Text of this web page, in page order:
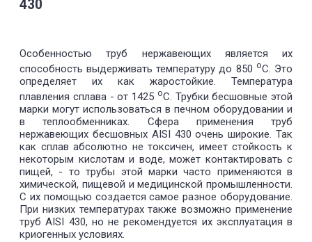
430
Особенностью труб нержавеющих является их
способность выдерживать температуру до 850 оС. Это
определяет их как жаростойкие. Температура
плавления сплава - от 1425 оС. Трубки бесшовные этой
марки могут использоваться в печном оборудовании и
в теплообменниках. Сфера применения труб
нержавеющих бесшовных AISI 430 очень широкие. Так
как сплав абсолютно не токсичен, имеет стойкость к
некоторым кислотам и воде, может контактировать с
пищей, - то трубы этой марки часто применяются в
химической, пищевой и медицинской промышленности.
С их помощью создается самое разное оборудование.
При низких температурах также возможно применение
труб AISI 430, но не рекомендуется их эксплуатация в
криогенных условиях.